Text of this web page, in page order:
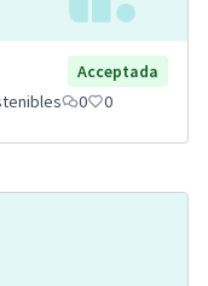
Acceptada
0 0